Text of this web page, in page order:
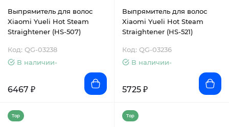
Выпрямитель для волос
Xiaomi Yueli Hot Steam
Straightener (HS-507)
Код: QG-03238
В наличии-
6467 ₽
Выпрямитель для волос
Xiaomi Yueli Hot Steam
Straightener (HS-521)
Код: QG-03236
В наличии-
5725 ₽
Top Top